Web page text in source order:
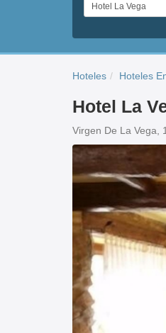
Hoteles Hoteles
Hotel La
Virgen De La Vega,